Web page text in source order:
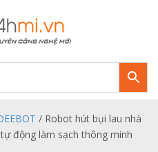
/ Robot hút bụi lau nhà
động làm sạch thông minh